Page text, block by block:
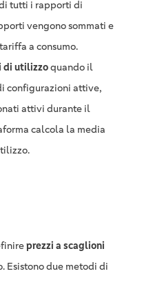
tutti i rapporti di
vengono sommati e
a consumo.
di utilizzoquando il
configurazioni attive,
attivi durante il
calcola la media
prezzi a scaglioni
Esistono due metodi di